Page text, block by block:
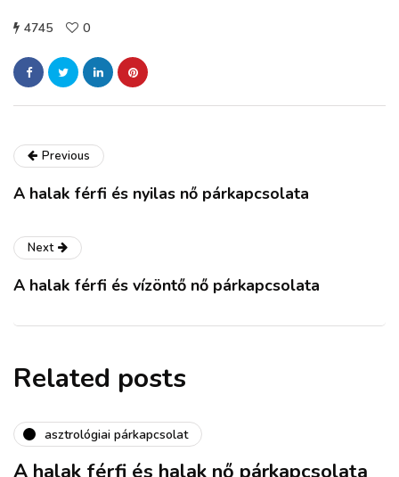
4745 0
Previous
A halak férfi és nyilas nő párkapcsolata
Next
A halak férfi és vízöntő nő párkapcsolata
Related posts
asztrológiai párkapcsolat